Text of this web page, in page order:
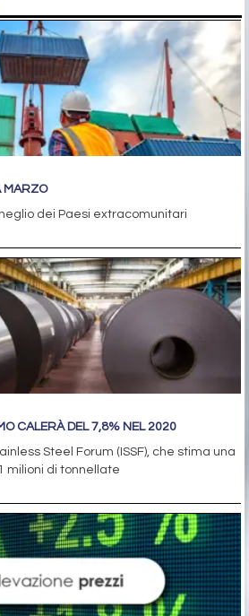
MARZO
dei Paesi extracomunitari
CALERÀ DEL 7,8% NEL 2020
Steel Forum (ISSF), che stima una
milioni di tonnellate